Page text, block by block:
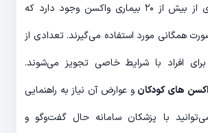
حاضر برای پیشگیری از بیش از ۲۰ بیماری واکسن وجود دارد که
همگانی مورد استفاده می‌گیرند. تعدادی از
افراد با شرایط خاصی تجویز می‌شوند.
های کودکان و عوارض آن نیاز به راهنمایی
با پزشکان سامانه حال گفت‌و‌گو و